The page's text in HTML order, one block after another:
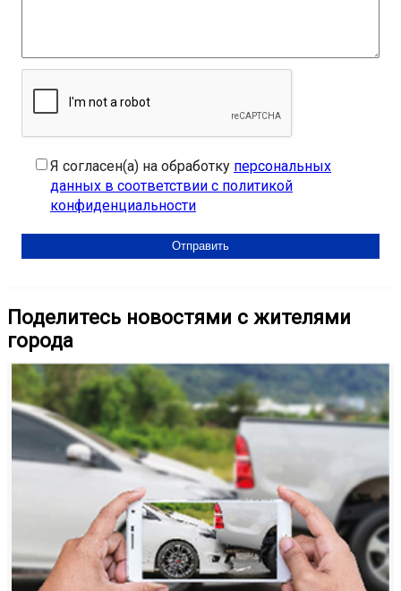
Я согласен(а) на обработку персональных
данных в соответствии с политикой
конфиденциальности
Поделитесь новостями с жителями
города